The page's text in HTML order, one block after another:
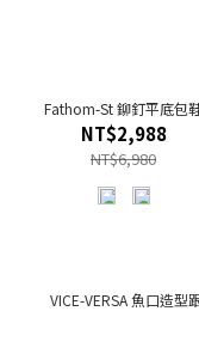
Fathom-St 鉚釘平底包
NT$2,988
NT$6,980